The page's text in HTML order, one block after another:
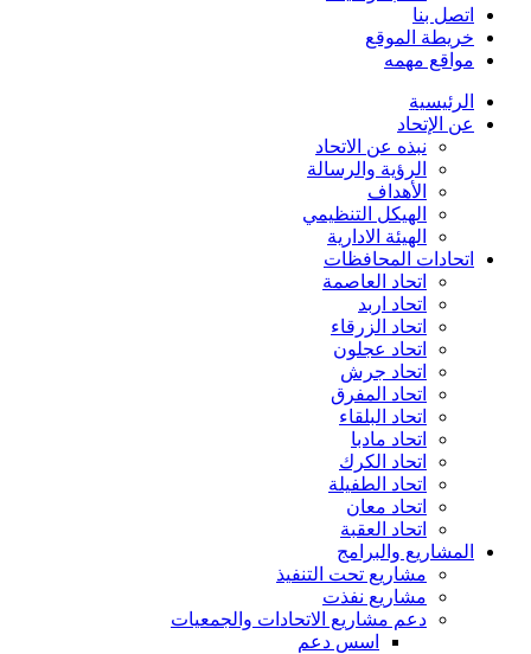
اتصل بنا
خريطة الموقع
مواقع مهمه
الرئيسية
عن الإتحاد
نبذه عن الاتحاد
الرؤية والرسالة
الأهداف
الهيكل التنظيمي
الهيئة الادارية
اتحادات المحافظات
اتحاد العاصمة
اتحاد اربد
اتحاد الزرقاء
اتحاد عجلون
اتحاد جرش
اتحاد المفرق
اتحاد البلقاء
اتحاد مادبا
اتحاد الكرك
اتحاد الطفيلة
اتحاد معان
اتحاد العقبة
المشاريع والبرامج
مشاريع تحت التنفيذ
مشاريع نفذت
دعم مشاريع الاتحادات والجمعيات
اسس دعم